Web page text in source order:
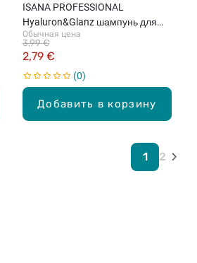
Добавить в корзину
ISANA PROFESSIONAL
Hyaluron&Glanz шампунь для
сухих волос, 250мл
Обычная цена
2,79 €
3,99 €
0
1 2